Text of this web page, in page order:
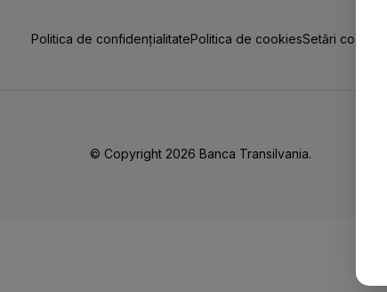
Politica de confidențialitatePolitica de cookiesSetări cookies
© Copyright 2026 Banca Transilvania.